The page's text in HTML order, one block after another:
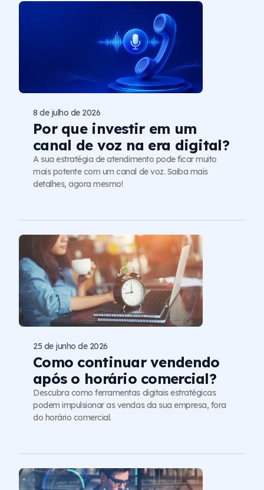
Por que investir em um
canal de voz na era digital?
8 de julho de 2026
A sua estratégia de atendimento pode ficar muito
mais potente com um canal de voz. Saiba mais
detalhes, agora mesmo!
Como continuar vendendo
após o horário comercial?
25 de junho de 2026
Descubra como ferramentas digitais estratégicas
podem impulsionar as vendas da sua empresa, fora
do horário comercial.